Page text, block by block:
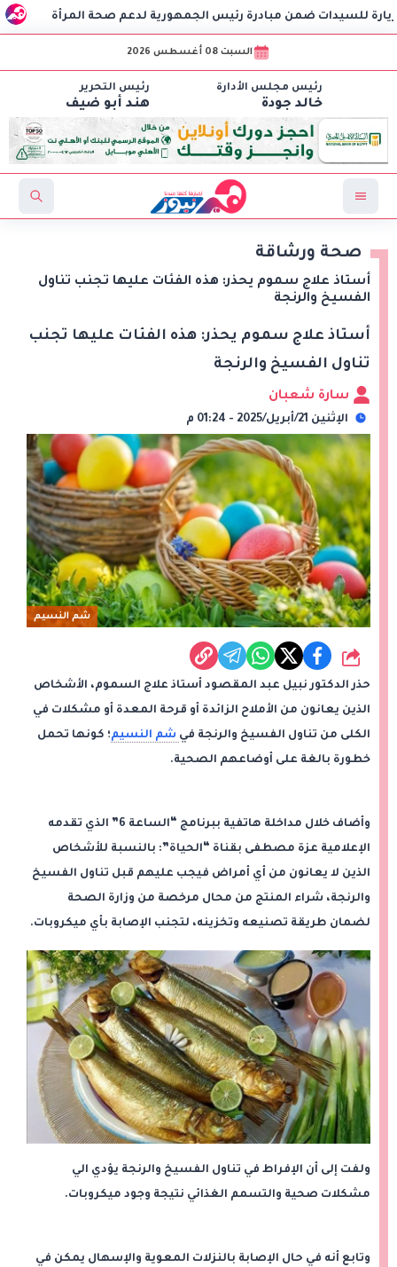
نبيل فهمي
السبت 08 أغسطس 2026
رئيس مجلس الأدارة
خالد جودة
رئيس التحرير
هند أبو ضيف
صحة ورشاقة
أستاذ علاج سموم يحذر: هذه الفئات عليها تجنب تناول
الفسيخ والرنجة
أستاذ علاج سموم يحذر: هذه الفئات عليها تجنب
تناول الفسيخ والرنجة
سارة شعبان
الإثنين 21/أبريل/2025 - 01:24 م
شم النسيم
شارك
حذر الدكتور نبيل عبد المقصود أستاذ علاج السموم، الأشخاص
الذين يعانون من الأملاح الزائدة أو قرحة المعدة أو مشكلات في
الكلى من تناول الفسيخ والرنجة في شم النسيم؛ كونها تحمل
خطورة بالغة على أوضاعهم الصحية.
وأضاف خلال مداخلة هاتفية ببرنامج “الساعة 6” الذي تقدمه
الإعلامية عزة مصطفى بقناة “الحياة”: بالنسبة للأشخاص
الذين لا يعانون من أي أمراض فيجب عليهم قبل تناول الفسيخ
والرنجة، شراء المنتج من محال مرخصة من وزارة الصحة
لضمان طريقة تصنيعه وتخزينه، لتجنب الإصابة بأي ميكروبات.
ولفت إلى أن الإفراط في تناول الفسيخ والرنجة يؤدي الي
مشكلات صحية والتسمم الغذائي نتيجة وجود ميكروبات.
وتابع أنه في حال الإصابة بالنزلات المعوية والإسهال يمكن في